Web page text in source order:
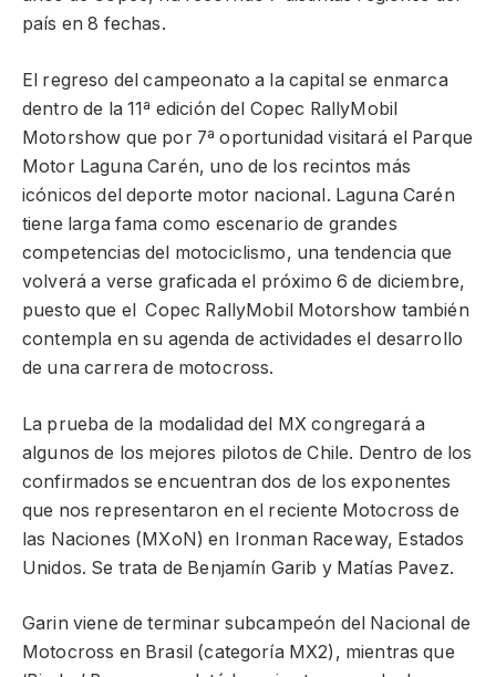
país en 8 fechas.
El regreso del campeonato a la capital se enmarca
dentro de la 11ª edición del Copec RallyMobil
Motorshow que por 7ª oportunidad visitará el Parque
Motor Laguna Carén, uno de los recintos más
icónicos del deporte motor nacional. Laguna Carén
tiene larga fama como escenario de grandes
competencias del motociclismo, una tendencia que
volverá a verse graficada el próximo 6 de diciembre,
puesto que el Copec RallyMobil Motorshow también
contempla en su agenda de actividades el desarrollo
de una carrera de motocross.
La prueba de la modalidad del MX congregará a
algunos de los mejores pilotos de Chile. Dentro de los
confirmados se encuentran dos de los exponentes
que nos representaron en el reciente Motocross de
las Naciones (MXoN) en Ironman Raceway, Estados
Unidos. Se trata de Benjamín Garib y Matías Pavez.
Garin viene de terminar subcampeón del Nacional de
Motocross en Brasil (categoría MX2), mientras que